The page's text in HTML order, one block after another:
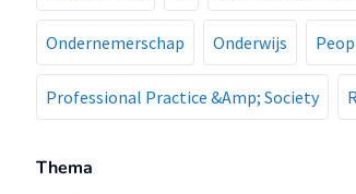
Ondernemerschap Onderwijs
Professional Practice &Amp; Society
Thema